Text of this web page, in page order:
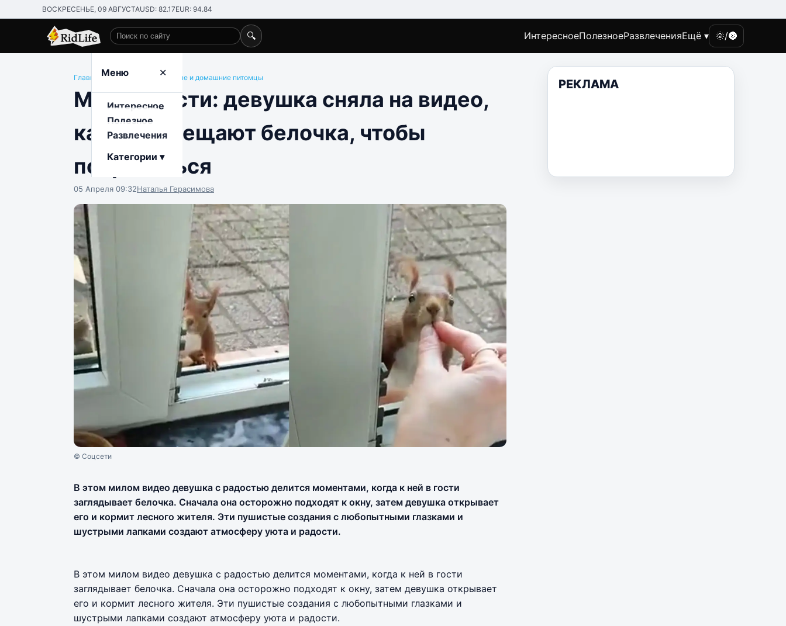
ВОСКРЕСЕНЬЕ, 09 АВГУСТАUSD: 82.17EUR: 94.84
Поиск по сайту
🔍 ИнтересноеПолезноеРазвлеченияЕщё ▾ 🌞/🌚
Меню ✕
Интересное
Полезное
Развлечения
Категории ▾
Главная/Развлечения Животные и домашние питомцы
Милые гости: девушка сняла на видео,
как ее навещают белочка, чтобы
покрепиться
05 Апреля 09:32Наталья Герасимова
© Соцсети
В этом милом видео девушка с радостью делится моментами, когда к ней в гости
заглядывает белочка. Сначала она осторожно подходят к окну, затем девушка открывает
его и кормит лесного жителя. Эти пушистые создания с любопытными глазками и
шустрыми лапками создают атмосферу уюта и радости.
В этом милом видео девушка с радостью делится моментами, когда к ней в гости
заглядывает белочка. Сначала она осторожно подходят к окну, затем девушка открывает
его и кормит лесного жителя. Эти пушистые создания с любопытными глазками и
шустрыми лапками создают атмосферу уюта и радости.
РЕКЛАМА